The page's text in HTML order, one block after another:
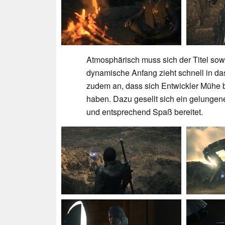
Atmosphärisch muss sich der Titel
dynamische Anfang zieht schnell in
zudem an, dass sich Entwickler
haben. Dazu gesellt sich ein
und entsprechend Spaß bereitet.